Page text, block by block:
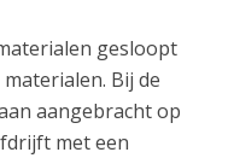
gesloopt
Bij de
aangebracht op
met een